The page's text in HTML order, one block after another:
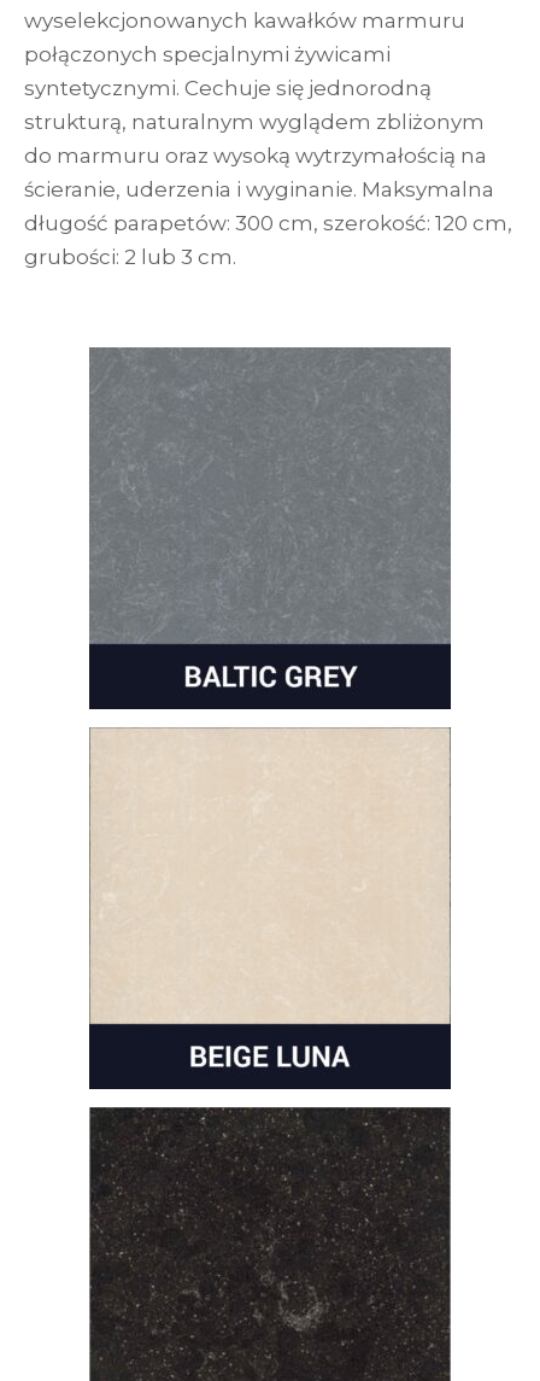
wyselekcjonowanych kawałków marmuru
połączonych specjalnymi żywicami
syntetycznymi. Cechuje się jednorodną
strukturą, naturalnym wyglądem zbliżonym
do marmuru oraz wysoką wytrzymałością na
ścieranie, uderzenia i wyginanie. Maksymalna
długość parapetów: 300 cm, szerokość: 120 cm,
grubości: 2 lub 3 cm.